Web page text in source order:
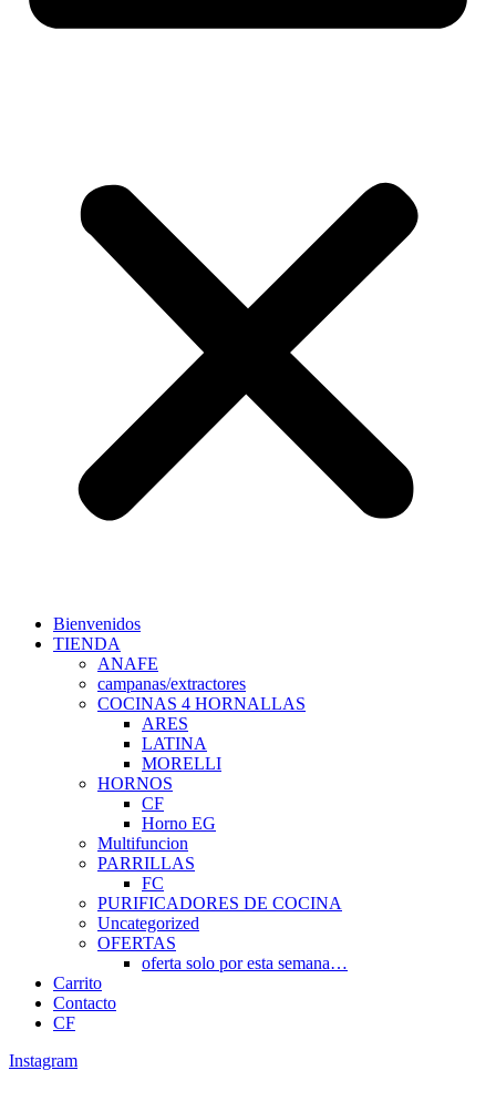
Bienvenidos
TIENDA
ANAFE
campanas/extractores
COCINAS 4 HORNALLAS
ARES
LATINA
MORELLI
HORNOS
CF
Horno EG
Multifuncion
PARRILLAS
FC
PURIFICADORES DE COCINA
Uncategorized
OFERTAS
oferta solo por esta semana…
Carrito
Contacto
CF
Instagram